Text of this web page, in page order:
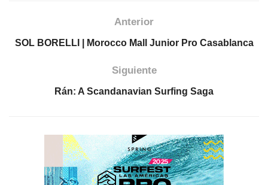
Anterior
SOL BORELLI | Morocco Mall Junior Pro Casablanca
Siguiente
Rán: A Scandanavian Surfing Saga